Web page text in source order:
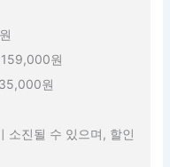
원
원
소진될 수 있으며, 할인